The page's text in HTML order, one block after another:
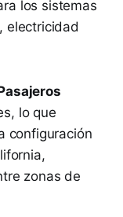
los sistemas
electricidad
lo que
configuración
zonas de